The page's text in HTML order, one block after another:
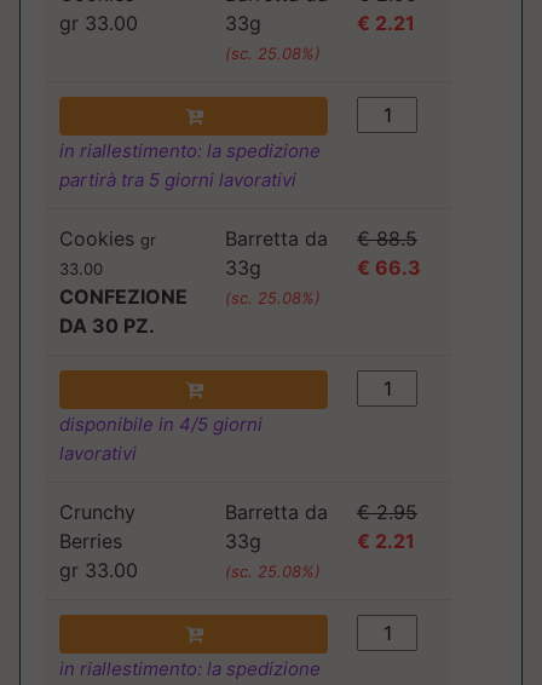
gr 33.00
33g
(sc. 25.08%)
€ 2.21
in riallestimento: la spedizione
partirà tra 5 giorni lavorativi
Cookies gr
33.00
CONFEZIONE
DA 30 PZ.
Barretta da
33g
(sc. 25.08%)
€ 88.5
€ 66.3
disponibile in 4/5 giorni
lavorativi
Crunchy
Berries
gr 33.00
Barretta da
33g
(sc. 25.08%)
€ 2.95
€ 2.21
in riallestimento: la spedizione